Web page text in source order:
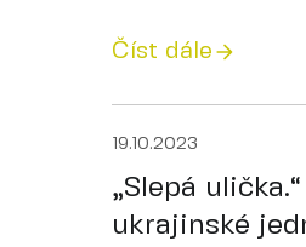
Číst dále
19.10.2023
„Slepá
ukrajinské